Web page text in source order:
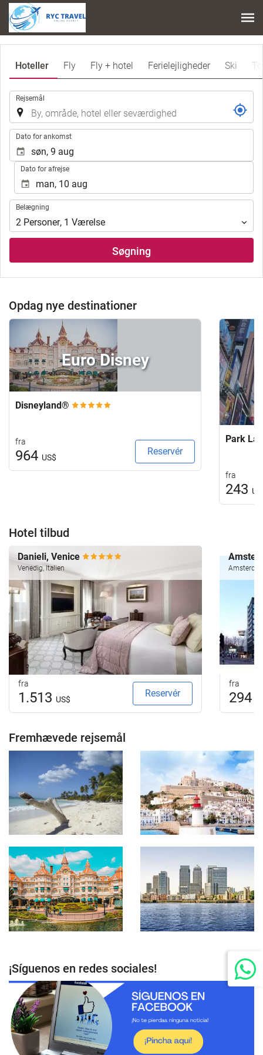
Hoteller Fly Fly + hotel Ferielejligheder Ski
Rejsemål
Dato for ankomst
Dato for afrejse
Belægning
Belægning
2 Personer, 1 Værelse
Søgning
Opdag nye destinationer
Euro Disney
Disneyland®
fra
964 US$
Reservér
Park
fra
243
Hotel tilbud
Danieli, Venice
Venedig, Italien
fra
1.513 US$
Reservér
fra
294
Fremhævede rejsemål
¡Síguenos en redes sociales!